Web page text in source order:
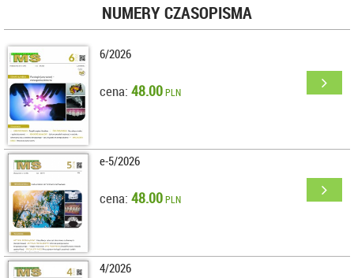
NUMERY CZASOPISMA
6/2026
cena: 48.00PLN
e-5/2026
cena: 48.00PLN
4/2026